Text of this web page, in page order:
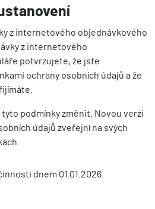
z internetového objednávkového
z internetového
potvrzujete, že jste
ochrany osobních údajů a že
podmínky změnit. Novou verzi
údajů zveřejní na svých
dnem 01.01.2026.